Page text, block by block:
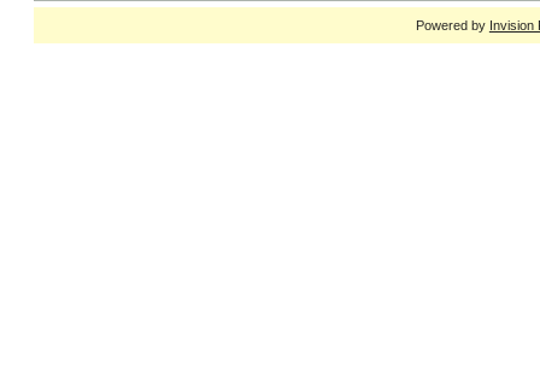
Powered by Invision